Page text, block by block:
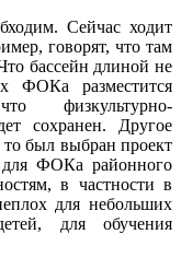
Сейчас ходит
говорят, что там
бассейн длиной не
ФОКа разместится
физкультурно-
сохранен. Другое
то был выбран проект
для ФОКа районного
в частности в
для небольших
для обучения